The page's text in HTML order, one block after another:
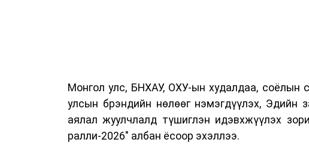
Монгол улс, БНХАУ, ОХУ-ын худалдаа, соёлын
улсын брэндийн нөлөөг нэмэгдүүлэх, Эдийн
аялал жуулчлалд түшиглэн идэвхжүүлэх
ралли-2026" албан ёсоор эхэллээ.